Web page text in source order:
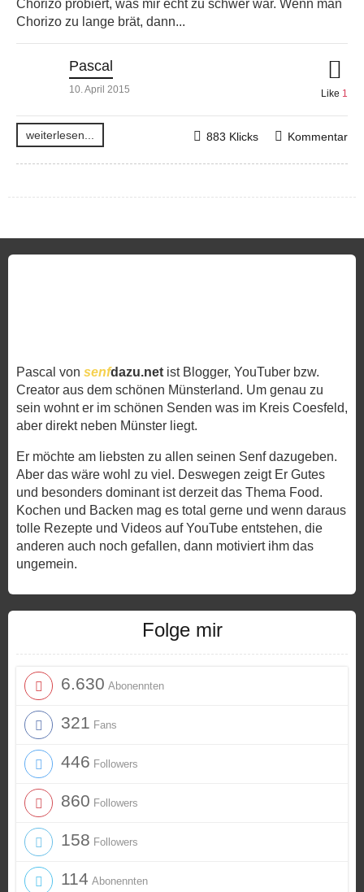
Chorizo probiert, was mir echt zu schwer war. Wenn man
Chorizo zu lange brät, dann...
Pascal
10. April 2015 Like 1
weiterlesen... Kommentar
883 Klicks
Pascal von senfdazu.net ist Blogger, YouTuber bzw.
Creator aus dem schönen Münsterland. Um genau zu
sein wohnt er im schönen Senden was im Kreis Coesfeld,
aber direkt neben Münster liegt.
Er möchte am liebsten zu allen seinen Senf dazugeben.
Aber das wäre wohl zu viel. Deswegen zeigt Er Gutes
und besonders dominant ist derzeit das Thema Food.
Kochen und Backen mag es total gerne und wenn daraus
tolle Rezepte und Videos auf YouTube entstehen, die
anderen auch noch gefallen, dann motiviert ihm das
ungemein.
Folge mir
6.630 Abonennten
321 Fans
446 Followers
860 Followers
158 Followers
114 Abonennten